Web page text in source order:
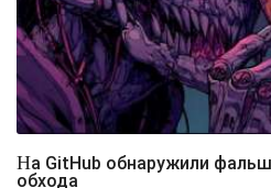
На GitHub обнаружили фальшивые утилиты для
обхода